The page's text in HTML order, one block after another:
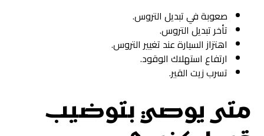
صعوبة في تبديل التروس.
تأخر تبديل التروس.
اهتزاز السيارة عند تغيير التروس.
ارتفاع استهلاك الوقود.
تسرب زيت القير.
متى يوصي بتوضيب